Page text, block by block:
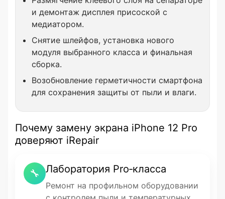
и демонтаж дисплея присоской с
медиатором.
Снятие шлейфов, установка нового
модуля выбранного класса и финальная
сборка.
Возобновление герметичности смартфона
для сохранения защиты от пыли и влаги.
Почему замену экрана iPhone 12 Pro
доверяют iRepair
🔧 Лаборатория Pro‑класса
Ремонт на профильном оборудовании